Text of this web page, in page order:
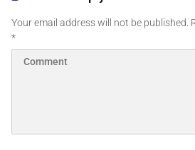
Your email address will not be published.
*